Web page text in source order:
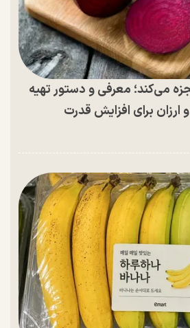
می‌کند؛ معرفی و دستور تهیه
برای افزایش قدرت